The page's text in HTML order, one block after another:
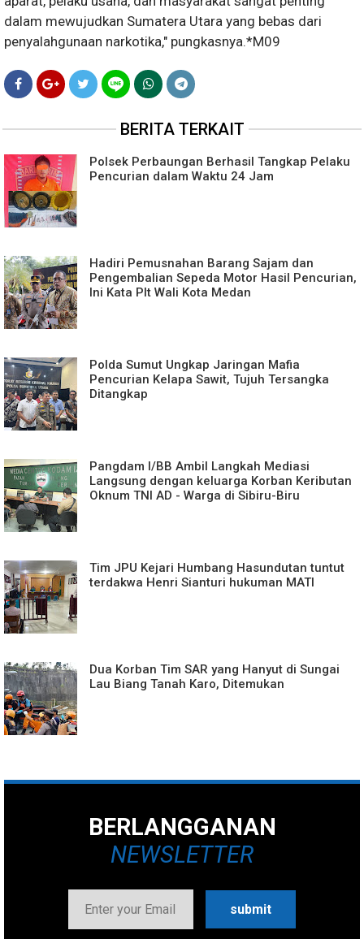
dalam mewujudkan Sumatera Utara yang bebas dari
penyalahgunaan narkotika," pungkasnya.*M09
BERITA TERKAIT
Polsek Perbaungan Berhasil Tangkap Pelaku
Pencurian dalam Waktu 24 Jam
Hadiri Pemusnahan Barang Sajam dan
Pengembalian Sepeda Motor Hasil Pencurian,
Ini Kata Plt Wali Kota Medan
Polda Sumut Ungkap Jaringan Mafia
Pencurian Kelapa Sawit, Tujuh Tersangka
Ditangkap
Pangdam I/BB Ambil Langkah Mediasi
Langsung dengan keluarga Korban Keributan
Oknum TNI AD - Warga di Sibiru-Biru
Tim JPU Kejari Humbang Hasundutan tuntut
terdakwa Henri Sianturi hukuman MATI
Dua Korban Tim SAR yang Hanyut di Sungai
Lau Biang Tanah Karo, Ditemukan
BERLANGGANAN
NEWSLETTER